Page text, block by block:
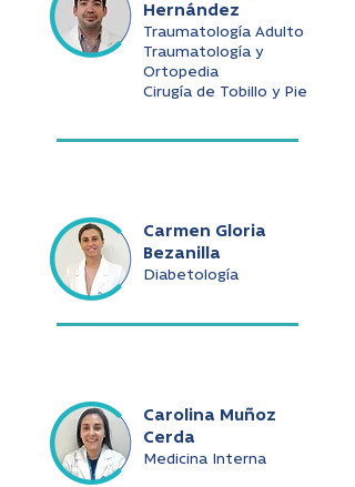
Hernández
Traumatología Adulto
Traumatología y
Ortopedia
Cirugía de Tobillo y Pie
Carmen Gloria
Bezanilla
Diabetología
Carolina Muñoz
Cerda
Medicina Interna